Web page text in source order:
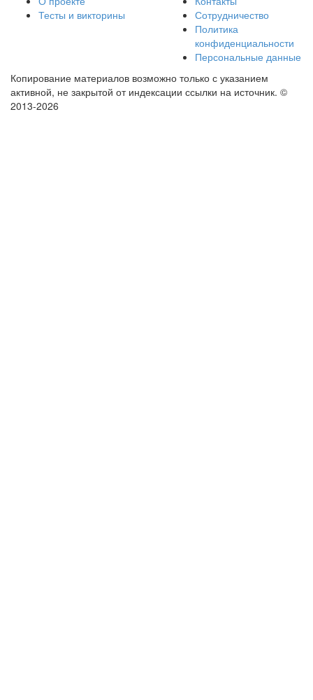
Тесты и викторины
Сотрудничество
Политика
конфиденциальности
Персональные данные
Копирование материалов возможно только с указанием
активной, не закрытой от индексации ссылки на источник. ©
2013-2026